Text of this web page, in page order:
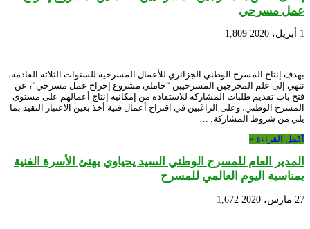
عمل مسرحي
1 أبريل، 2020 1,809
بهدف إنتاج المسرح الوطني الجزائري للأعمال المسرحية للسنوات الثلاثة القادمة،
ننهي إلى علم المخرجين المسرحيين “حاملي مشروع إخراج عمل مسرحي”، عن
فتح باب تقديم طلبات المشاركة للاستفادة من إمكانية إنتاج أعمالهم على مستوى
المسرح الوطني، وعلى الراغبين في اقتراح أعمال فنية أخذ بعين الاعتبار التقيد بما
يلي من شروط المشاركة: …
أكمل القراءة »
المدير العام للمسرح الوطني السيد يحياوي يهنئ الأسرة الفنية
بمناسبة اليوم العالمي للمسرح
27 مارس، 2020 1,672